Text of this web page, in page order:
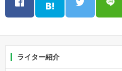
ライター紹介